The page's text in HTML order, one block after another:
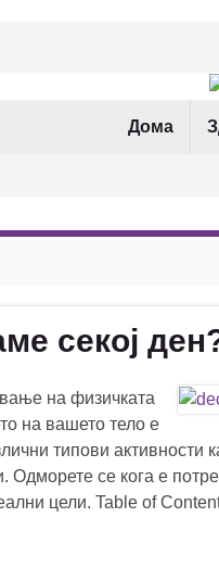
Дома
секој
на физичката
на вашето тело е
типови активности
се кога е
цели. Table of